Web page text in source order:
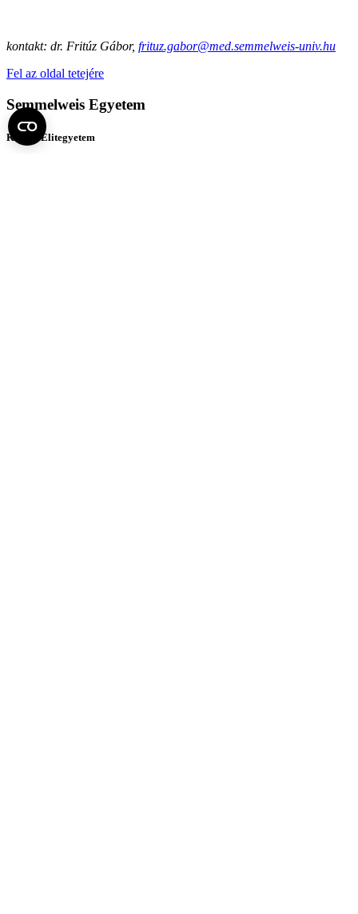
kontakt: dr. Fritúz Gábor, frituz.gabor@med.semmelweis-univ.hu
Fel az oldal tetejére
Semmelweis Egyetem
Kutató-Elitegyetem